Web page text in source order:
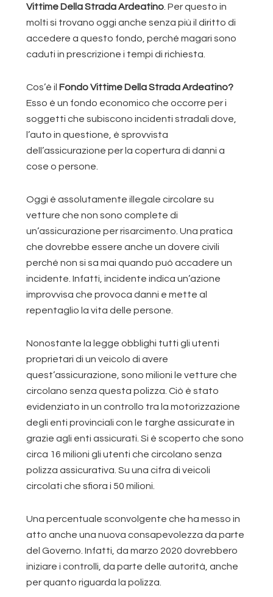
Vittime Della Strada Ardeatino . Per questo in
molti si trovano oggi anche senza più il diritto di
accedere a questo fondo, perché magari sono
caduti in prescrizione i tempi di richiesta.
Cos’è il Fondo Vittime Della Strada Ardeatino?
Esso è un fondo economico che occorre per i
soggetti che subiscono incidenti stradali dove,
l’auto in questione, è sprovvista
dell’assicurazione per la copertura di danni a
cose o persone.
Oggi è assolutamente illegale circolare su
vetture che non sono complete di
un’assicurazione per risarcimento. Una pratica
che dovrebbe essere anche un dovere civili
perché non si sa mai quando può accadere un
incidente. Infatti, incidente indica un’azione
improvvisa che provoca danni e mette al
repentaglio la vita delle persone.
Nonostante la legge obblighi tutti gli utenti
proprietari di un veicolo di avere
quest’assicurazione, sono milioni le vetture che
circolano senza questa polizza. Ciò è stato
evidenziato in un controllo tra la motorizzazione
degli enti provinciali con le targhe assicurate in
grazie agli enti assicurati. Si è scoperto che sono
circa 16 milioni gli utenti che circolano senza
polizza assicurativa. Su una cifra di veicoli
circolati che sfiora i 50 milioni.
Una percentuale sconvolgente che ha messo in
atto anche una nuova consapevolezza da parte
del Governo. Infatti, da marzo 2020 dovrebbero
iniziare i controlli, da parte delle autorità, anche
per quanto riguarda la polizza.